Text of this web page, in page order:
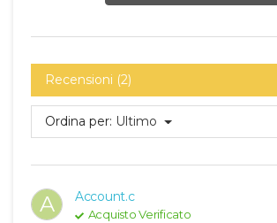
Recensioni (2)
Ordina per: Ultimo
A Account.c
Acquisto Verificato